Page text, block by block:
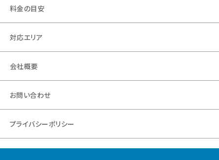
料金の目安
対応エリア
会社概要
お問い合わせ
プライバシーポリシー